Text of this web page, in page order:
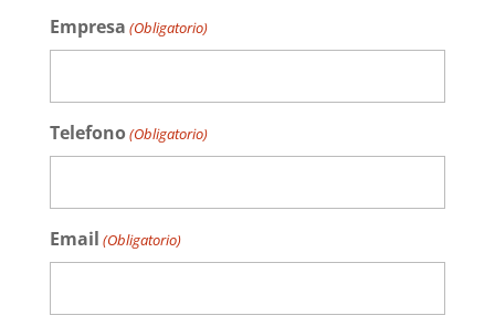
Empresa (Obligatorio)
Telefono(Obligatorio)
Email (Obligatorio)